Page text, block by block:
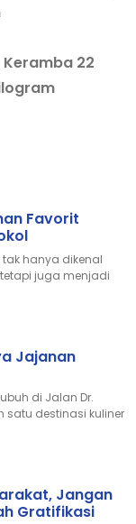
22
Favorit
tak hanya dikenal
juga menjadi
Jajanan
di Jalan Dr.
satu destinasi kuliner
Jangan
Gratifikasi